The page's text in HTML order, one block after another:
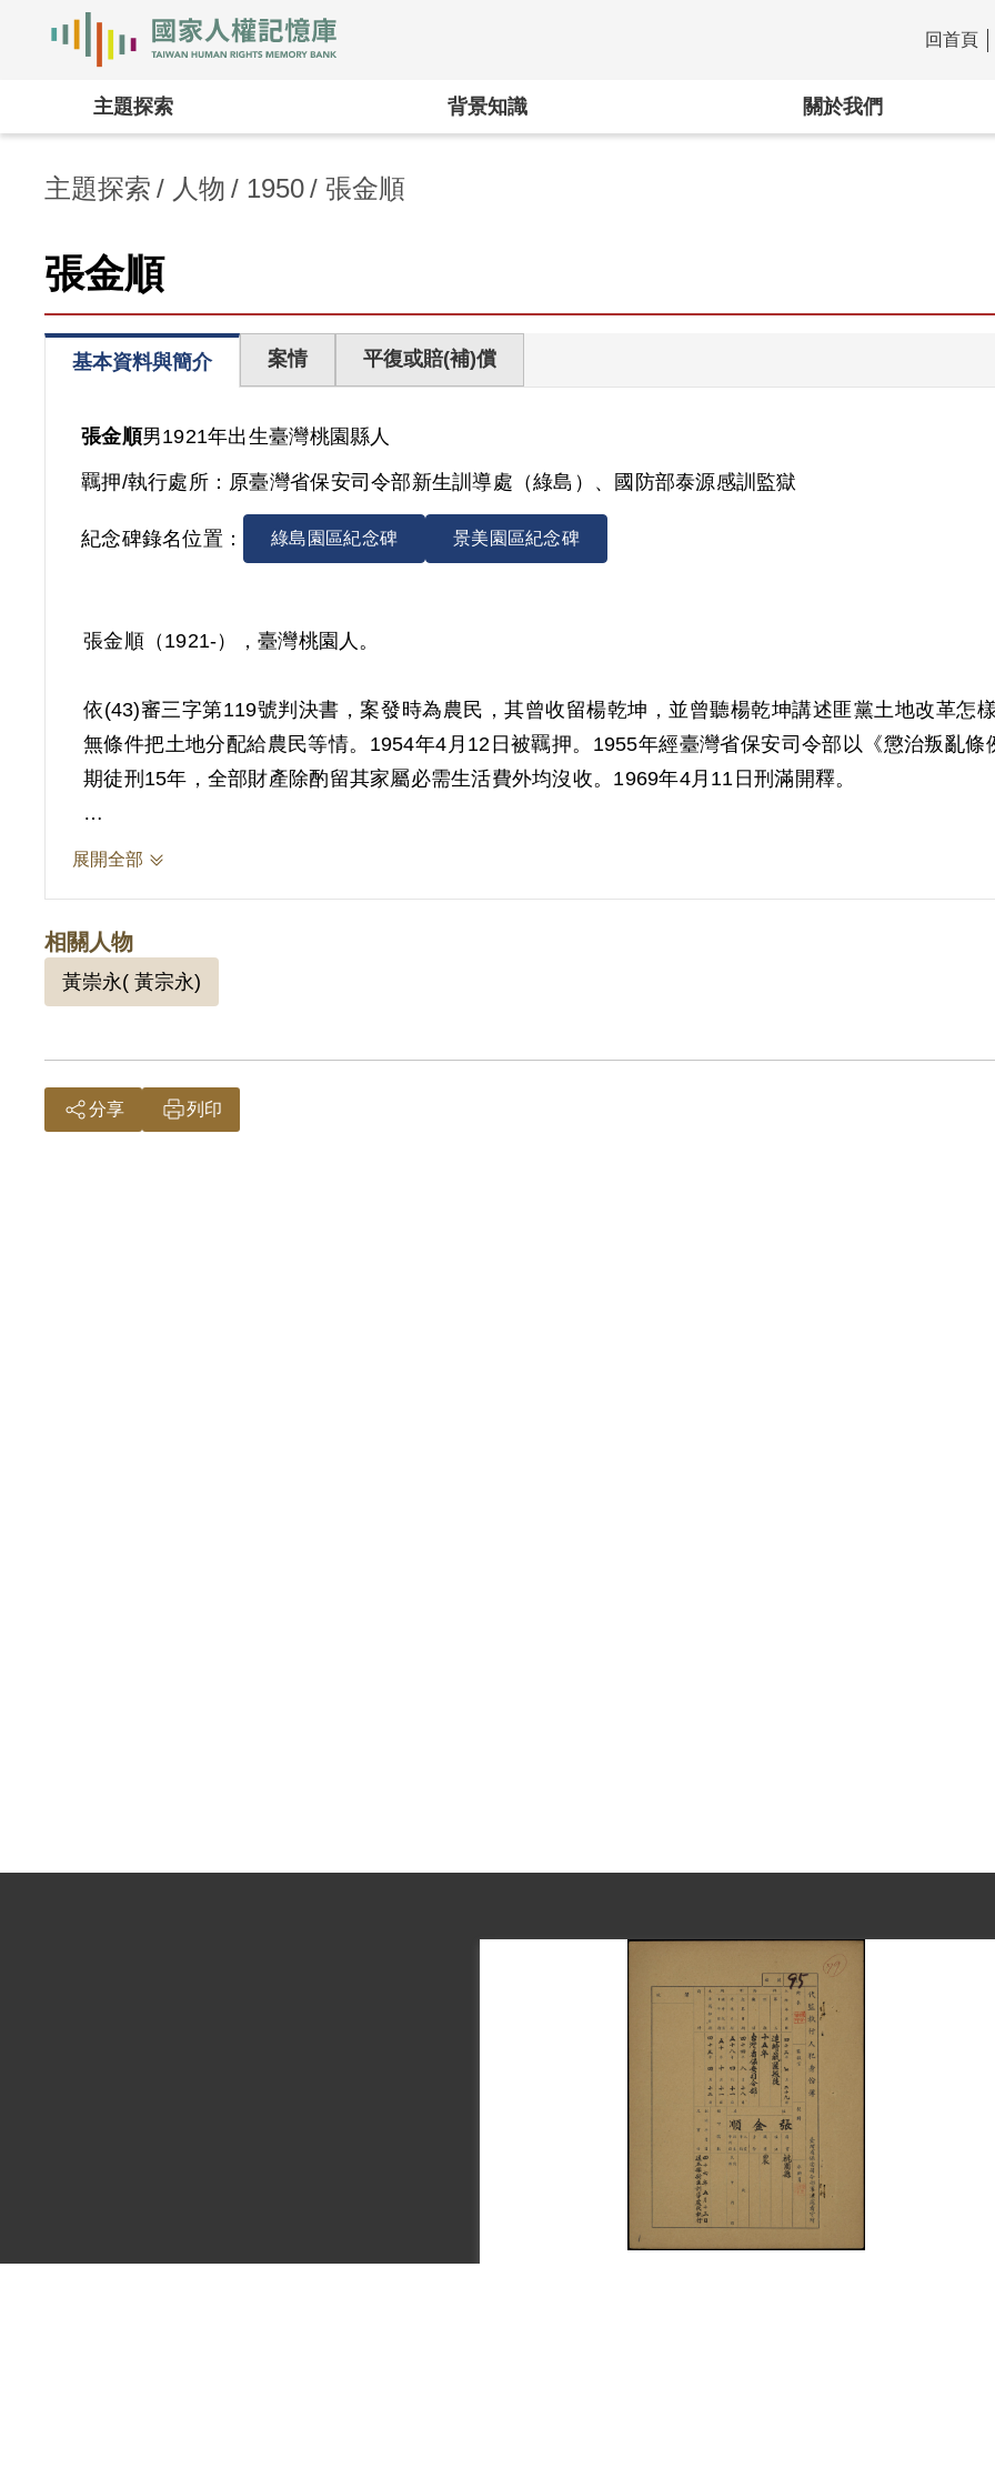
:::
回首頁
主題探索 背景知識 關於我們
主題探索 人物 1950 張金順
張金順
基本資料與簡介 案情 平復或賠(補)償
張金順男1921年出生臺灣桃園縣人
羈押/執行處所： 原臺灣省保安司令部新生訓導處（綠島）、國防部泰源感訓監獄
紀念碑錄名位置： 綠島園區紀念碑 景美園區紀念碑
張金順（1921-），臺灣桃園人。
依(43)審三字第119號判決書，案發時為農民，其曾收留楊乾坤，並曾聽楊乾坤講述匪黨土地改革怎
無條件把土地分配給農民等情。1954年4月12日被羈押。1955年經臺灣省保安司令部以《懲治叛亂
期徒刑15年，全部財產除酌留其家屬必需生活費外均沒收。1969年4月11日刑滿開釋。
其於1999年10月向補償基金會提出申請，2000年8月經第1屆第4次臨時董事會審核通過予以補償。補
實據。
2018年10月經促轉會公告撤銷判決處分。
展開全部
相關人物
黃崇永( 黃宗永)
分享 列印